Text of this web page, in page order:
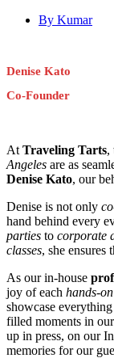
By Kumar
Denise Kato
Co-Founder
At Traveling Tarts,
Angeles are as
Denise Kato, our
Denise is not only
hand behind every
parties to corporate
classes, she ensures
As our in-house
joy of each hands-
showcase
filled moments in
up in press, on our
memories for our